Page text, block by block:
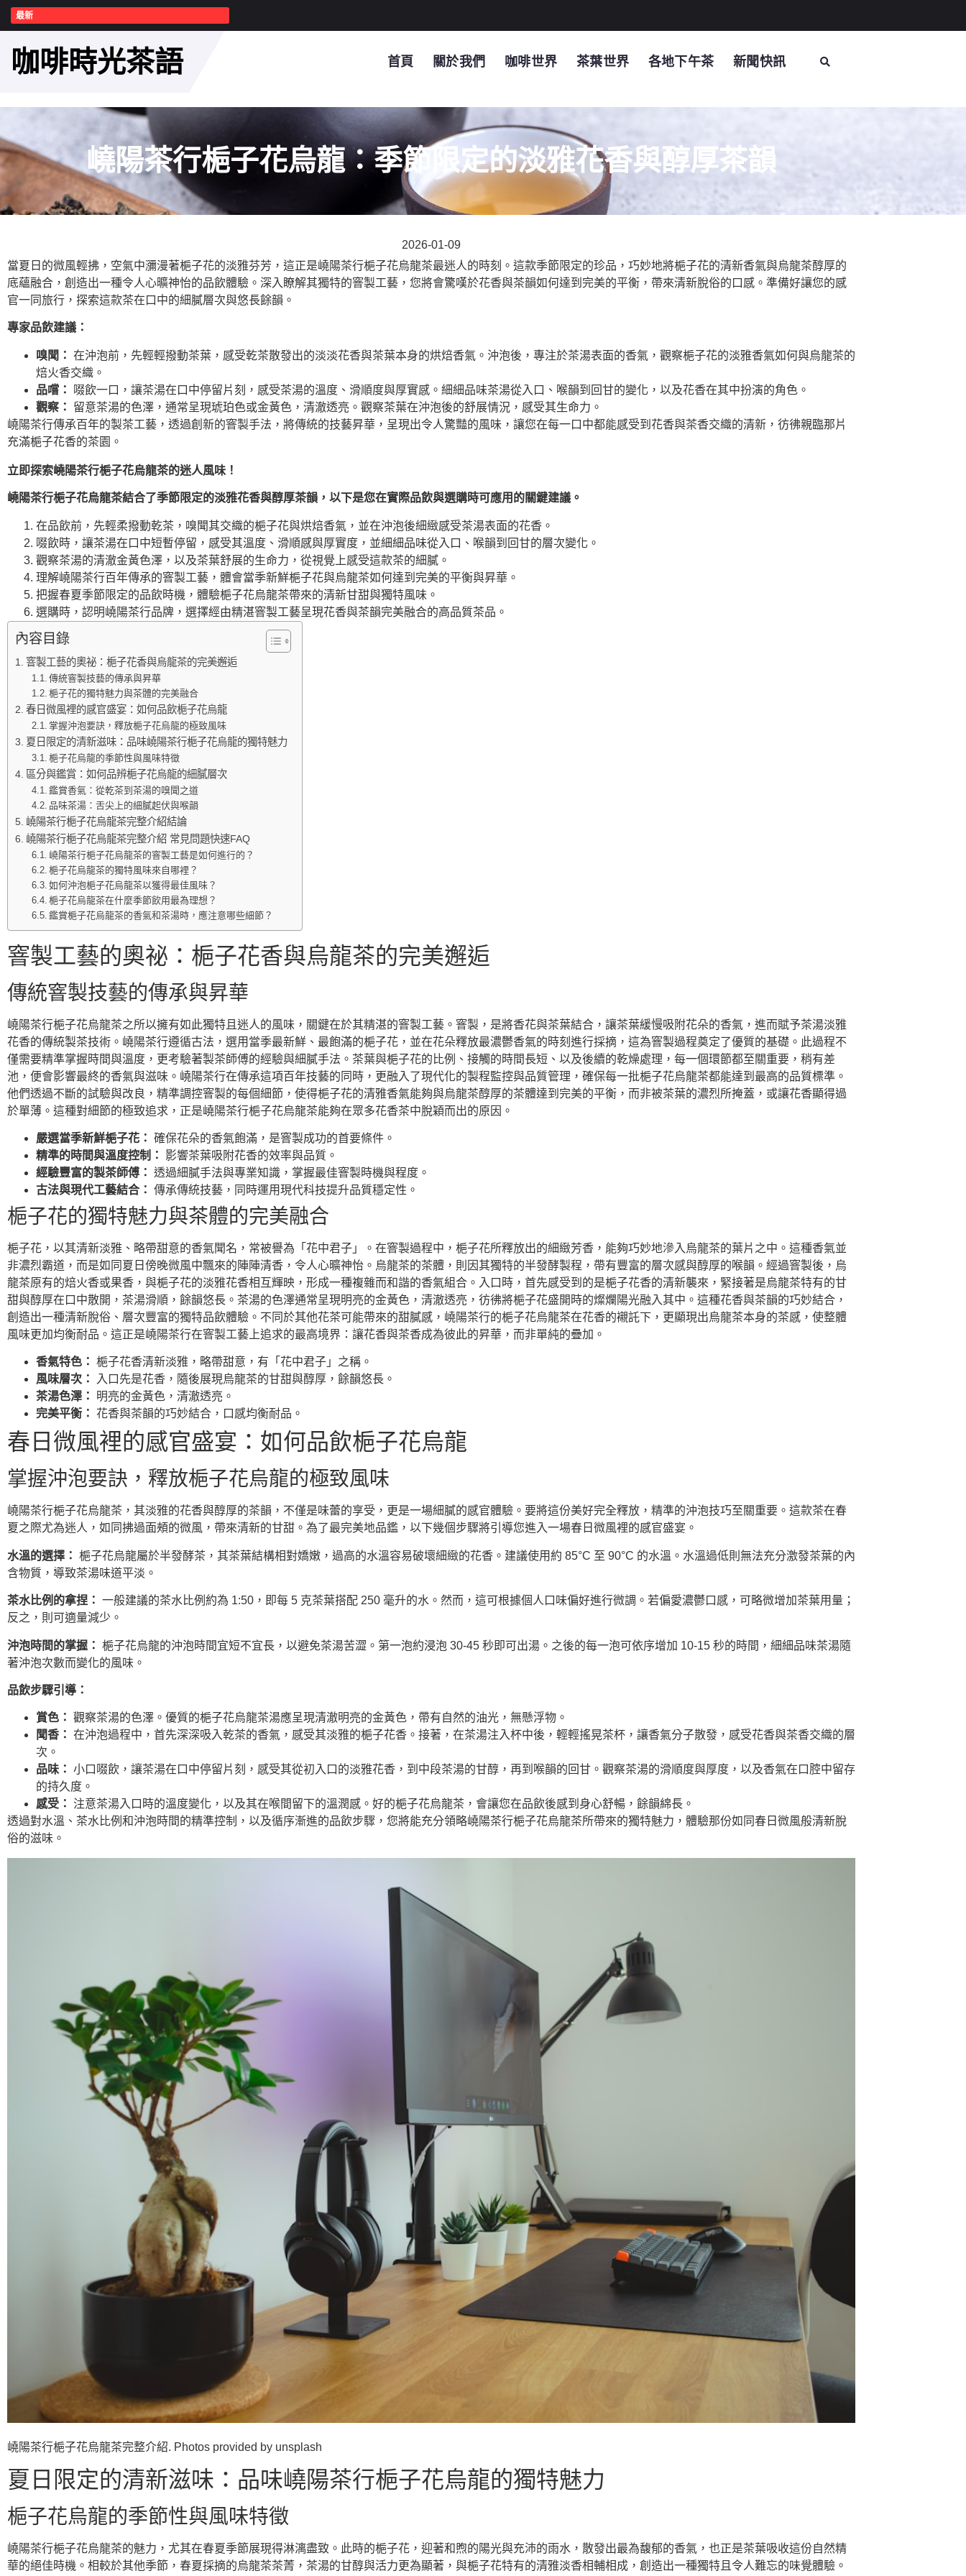
最新
咖啡時光茶語 首頁 關於我們 咖啡世界 茶葉世界 各地下午茶 新聞快訊
嶢陽茶行梔子花烏龍：季節限定的淡雅花香與醇厚茶韻
2026-01-09
當夏日的微風輕拂，空氣中瀰漫著梔子花的淡雅芬芳，這正是嶢陽茶行梔子花烏龍茶最迷人的時刻。這款季節限定的珍品，巧妙地將梔子花的清新香氣與烏龍茶醇厚的
底蘊融合，創造出一種令人心曠神怡的品飲體驗。深入瞭解其獨特的窨製工藝，您將會驚嘆於花香與茶韻如何達到完美的平衡，帶來清新脫俗的口感。準備好讓您的感
官一同旅行，探索這款茶在口中的細膩層次與悠長餘韻。
專家品飲建議：
嗅聞： 在沖泡前，先輕輕撥動茶葉，感受乾茶散發出的淡淡花香與茶葉本身的烘焙香氣。沖泡後，專注於茶湯表面的香氣，觀察梔子花的淡雅香氣如何與烏龍茶的
焙火香交織。
品嚐：
啜飲一口，讓茶湯在口中停留片刻，感受茶湯的溫度、滑順度與厚實感。細細品味茶湯從入口、喉韻到回甘的變化，以及花香在其中扮演的角色。
觀察：
留意茶湯的色澤，通常呈現琥珀色或金黃色，清澈透亮。觀察茶葉在沖泡後的舒展情況，感受其生命力。
嶢陽茶行傳承百年的製茶工藝，透過創新的窨製手法，將傳統的技藝昇華，呈現出令人驚豔的風味，讓您在每一口中都能感受到花香與茶香交織的清新，彷彿親臨那片
充滿梔子花香的茶園。
立即探索嶢陽茶行梔子花烏龍茶的迷人風味！
嶢陽茶行梔子花烏龍茶結合了季節限定的淡雅花香與醇厚茶韻，以下是您在實際品飲與選購時可應用的關鍵建議。
在品飲前，先輕柔撥動乾茶，嗅聞其交織的梔子花與烘焙香氣，並在沖泡後細緻感受茶湯表面的花香。
啜飲時，讓茶湯在口中短暫停留，感受其溫度、滑順感與厚實度，並細細品味從入口、喉韻到回甘的層次變化。
觀察茶湯的清澈金黃色澤，以及茶葉舒展的生命力，從視覺上感受這款茶的細膩。
理解嶢陽茶行百年傳承的窨製工藝，體會當季新鮮梔子花與烏龍茶如何達到完美的平衡與昇華。
把握春夏季節限定的品飲時機，體驗梔子花烏龍茶帶來的清新甘甜與獨特風味。
選購時，認明嶢陽茶行品牌，選擇經由精湛窨製工藝呈現花香與茶韻完美融合的高品質茶品。
內容目錄
窨製工藝的奧祕：梔子花香與烏龍茶的完美邂逅
傳統窨製技藝的傳承與昇華
梔子花的獨特魅力與茶體的完美融合
春日微風裡的感官盛宴：如何品飲梔子花烏龍
掌握沖泡要訣，釋放梔子花烏龍的極致風味
夏日限定的清新滋味：品味嶢陽茶行梔子花烏龍的獨特魅力
梔子花烏龍的季節性與風味特徵
區分與鑑賞：如何品辨梔子花烏龍的細膩層次
鑑賞香氣：從乾茶到茶湯的嗅聞之道
品味茶湯：舌尖上的細膩起伏與喉韻
嶢陽茶行梔子花烏龍茶完整介紹結論
嶢陽茶行梔子花烏龍茶完整介紹 常見問題快速FAQ
嶢陽茶行梔子花烏龍茶的窨製工藝是如何進行的？
梔子花烏龍茶的獨特風味來自哪裡？
如何沖泡梔子花烏龍茶以獲得最佳風味？
梔子花烏龍茶在什麼季節飲用最為理想？
鑑賞梔子花烏龍茶的香氣和茶湯時，應注意哪些細節？
窨製工藝的奧祕：梔子花香與烏龍茶的完美邂逅
傳統窨製技藝的傳承與昇華
嶢陽茶行梔子花烏龍茶之所以擁有如此獨特且迷人的風味，關鍵在於其精湛的窨製工藝。窨製，是將香花與茶葉結合，讓茶葉緩慢吸附花朵的香氣，進而賦予茶湯淡雅
花香的傳統製茶技術。嶢陽茶行遵循古法，選用當季最新鮮、最飽滿的梔子花，並在花朵釋放最濃鬱香氣的時刻進行採摘，這為窨製過程奠定了優質的基礎。此過程不
僅需要精準掌握時間與溫度，更考驗著製茶師傅的經驗與細膩手法。茶葉與梔子花的比例、接觸的時間長短、以及後續的乾燥處理，每一個環節都至關重要，稍有差
池，便會影響最終的香氣與滋味。嶢陽茶行在傳承這項百年技藝的同時，更融入了現代化的製程監控與品質管理，確保每一批梔子花烏龍茶都能達到最高的品質標準。
他們透過不斷的試驗與改良，精準調控窨製的每個細節，使得梔子花的清雅香氣能夠與烏龍茶醇厚的茶體達到完美的平衡，而非被茶葉的濃烈所掩蓋，或讓花香顯得過
於單薄。這種對細節的極致追求，正是嶢陽茶行梔子花烏龍茶能夠在眾多花香茶中脫穎而出的原因。
嚴選當季新鮮梔子花： 確保花朵的香氣飽滿，是窨製成功的首要條件。
精準的時間與溫度控制：
影響茶葉吸附花香的效率與品質。
經驗豐富的製茶師傅： 透過細膩手法與專業知識，掌握最佳窨製時機與程度。
古法與現代工藝結合： 傳承傳統技藝，同時運用現代科技提升品質穩定性。
梔子花的獨特魅力與茶體的完美融合
梔子花，以其清新淡雅、略帶甜意的香氣聞名，常被譽為「花中君子」。在窨製過程中，梔子花所釋放出的細緻芳香，能夠巧妙地滲入烏龍茶的葉片之中。這種香氣並
非濃烈霸道，而是如同夏日傍晚微風中飄來的陣陣清香，令人心曠神怡。烏龍茶的茶體，則因其獨特的半發酵製程，帶有豐富的層次感與醇厚的喉韻。經過窨製後，烏
龍茶原有的焙火香或果香，與梔子花的淡雅花香相互輝映，形成一種複雜而和諧的香氣組合。入口時，首先感受到的是梔子花香的清新襲來，緊接著是烏龍茶特有的甘
甜與醇厚在口中散開，茶湯滑順，餘韻悠長。茶湯的色澤通常呈現明亮的金黃色，清澈透亮，彷彿將梔子花盛開時的燦爛陽光融入其中。這種花香與茶韻的巧妙結合，
創造出一種清新脫俗、層次豐富的獨特品飲體驗。不同於其他花茶可能帶來的甜膩感，嶢陽茶行的梔子花烏龍茶在花香的襯託下，更顯現出烏龍茶本身的茶感，使整體
風味更加均衡耐品。這正是嶢陽茶行在窨製工藝上追求的最高境界：讓花香與茶香成為彼此的昇華，而非單純的疊加。
香氣特色： 梔子花香清新淡雅，略帶甜意，有「花中君子」之稱。
風味層次：
入口先是花香，隨後展現烏龍茶的甘甜與醇厚，餘韻悠長。
茶湯色澤：
明亮的金黃色，清澈透亮。
完美平衡： 花香與茶韻的巧妙結合，口感均衡耐品。
春日微風裡的感官盛宴：如何品飲梔子花烏龍
掌握沖泡要訣，釋放梔子花烏龍的極致風味
嶢陽茶行梔子花烏龍茶，其淡雅的花香與醇厚的茶韻，不僅是味蕾的享受，更是一場細膩的感官體驗。要將這份美好完全釋放，精準的沖泡技巧至關重要。這款茶在春
夏之際尤為迷人，如同拂過面頰的微風，帶來清新的甘甜。為了最完美地品鑑，以下幾個步驟將引導您進入一場春日微風裡的感官盛宴。
水溫的選擇： 梔子花烏龍屬於半發酵茶，其茶葉結構相對嬌嫩，過高的水溫容易破壞細緻的花香。建議使用約 85°C 至 90°C 的水溫。水溫過低則無法充分激發茶葉的內
含物質，導致茶湯味道平淡。
茶水比例的拿捏： 一般建議的茶水比例約為 1:50，即每 5 克茶葉搭配 250 毫升的水。然而，這可根據個人口味偏好進行微調。若偏愛濃鬱口感，可略微增加茶葉用量；
反之，則可適量減少。
沖泡時間的掌握： 梔子花烏龍的沖泡時間宜短不宜長，以避免茶湯苦澀。第一泡約浸泡 30-45 秒即可出湯。之後的每一泡可依序增加 10-15 秒的時間，細細品味茶湯隨
著沖泡次數而變化的風味。
品飲步驟引導：
賞色： 觀察茶湯的色澤。優質的梔子花烏龍茶湯應呈現清澈明亮的金黃色，帶有自然的油光，無懸浮物。
聞香： 在沖泡過程中，首先深深吸入乾茶的香氣，感受其淡雅的梔子花香。接著，在茶湯注入杯中後，輕輕搖晃茶杯，讓香氣分子散發，感受花香與茶香交織的層
次。
品味： 小口啜飲，讓茶湯在口中停留片刻，感受其從初入口的淡雅花香，到中段茶湯的甘醇，再到喉韻的回甘。觀察茶湯的滑順度與厚度，以及香氣在口腔中留存
的持久度。
感受：
注意茶湯入口時的溫度變化，以及其在喉間留下的溫潤感。好的梔子花烏龍茶，會讓您在品飲後感到身心舒暢，餘韻綿長。
透過對水溫、茶水比例和沖泡時間的精準控制，以及循序漸進的品飲步驟，您將能充分領略嶢陽茶行梔子花烏龍茶所帶來的獨特魅力，體驗那份如同春日微風般清新脫
俗的滋味。
嶢陽茶行梔子花烏龍茶完整介紹. Photos provided by unsplash
夏日限定的清新滋味：品味嶢陽茶行梔子花烏龍的獨特魅力
梔子花烏龍的季節性與風味特徵
嶢陽茶行梔子花烏龍茶的魅力，尤其在春夏季節展現得淋漓盡致。此時的梔子花，迎著和煦的陽光與充沛的雨水，散發出最為馥郁的香氣，也正是茶葉吸收這份自然精
華的絕佳時機。相較於其他季節，春夏採摘的烏龍茶茶菁，茶湯的甘醇與活力更為顯著，與梔子花特有的清雅淡香相輔相成，創造出一種獨特且令人難忘的味覺體驗。